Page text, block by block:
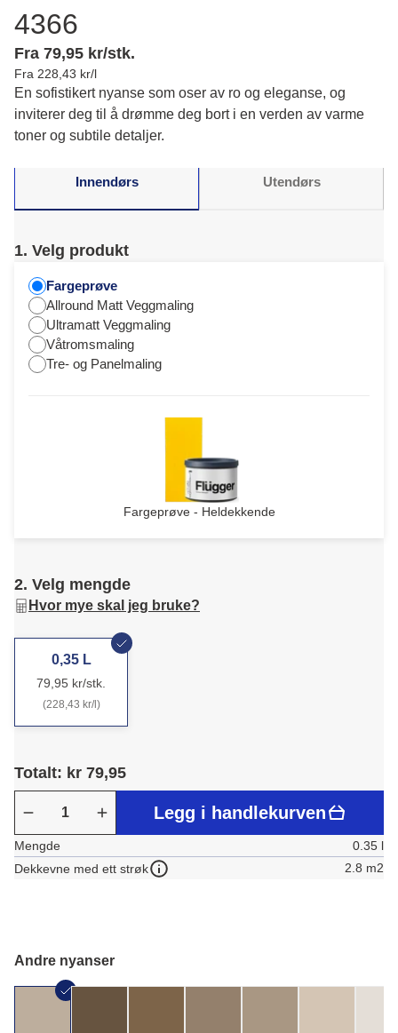
4366
Fra 79,95 kr/stk.
Fra 228,43 kr/l
En sofistikert nyanse som oser av ro og eleganse, og
inviterer deg til å drømme deg bort i en verden av varme
toner og subtile detaljer.
Innendørs Utendørs
1. Velg produkt
Fargeprøve
Allround Matt Veggmaling
Ultramatt Veggmaling
Våtromsmaling
Tre- og Panelmaling
Fargeprøve - Heldekkende
2. Velg mengde
Hvor mye skal jeg bruke?
0,35 L
79,95 kr/stk.
(228,43 kr/l)
Totalt: kr 79,95
Legg i handlekurven
Mengde
0.35 l
Dekkevne med ett strøk
2.8 m2
Andre nyanser